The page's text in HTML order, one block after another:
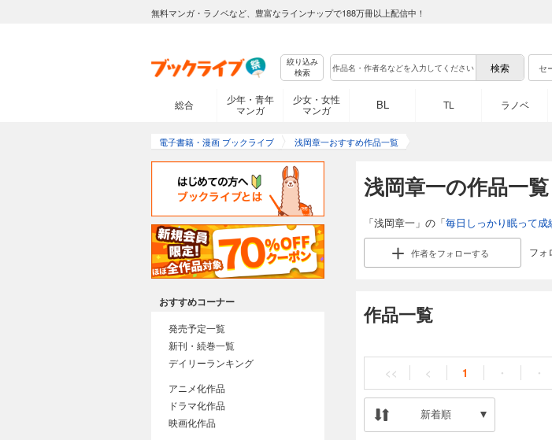
無料マンガ・ラノベなど、豊富なラインナップで188万冊以上配信中！
絞り込み
検索
セ
総合
少年・青年
マンガ
少女・女性
マンガ
BL TL ラノベ
電子書籍・漫画 ブックライブ 浅岡章一おすすめ作品一覧
浅岡章一の作品一覧
「浅岡章一」の「毎日しっかり眠って
作者をフォローする フォ
作品一覧
<< < 1 ・ ・
新着順
おすすめコーナー
発売予定一覧
新刊・続巻一覧
デイリーランキング
アニメ化作品
ドラマ化作品
映画化作品